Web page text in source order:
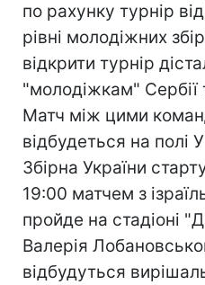
по рахунку турнір
рівні молодіжних
відкрити турнір
"молодіжкам"
Матч між цими
відбудеться на полі
Збірна України
19:00 матчем з
пройде на стадіоні
Валерія
відбудуться